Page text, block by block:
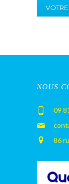
NOUS
09
86